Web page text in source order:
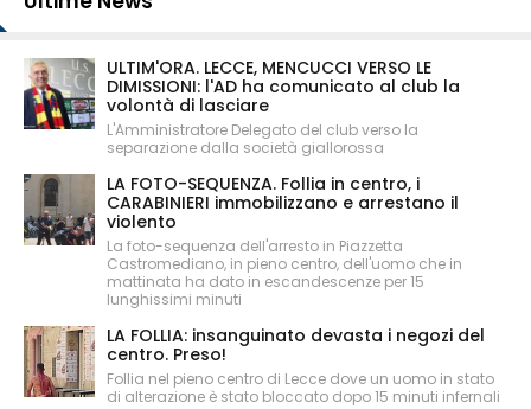
ULTIM'ORA. LECCE, MENCUCCI VERSO LE
DIMISSIONI: l'AD ha comunicato al club la
volontà di lasciare
L'Amministratore Delegato del club verso la
separazione dalla società giallorossa
LA FOTO-SEQUENZA. Follia in centro, i
CARABINIERI immobilizzano e arrestano il
violento
La foto-sequenza dell'arresto in Piazzetta
Castromediano, in pieno centro, dell'uomo che in
mattinata ha dato in escandescenze per 15
lunghissimi minuti
LA FOLLIA: insanguinato devasta i negozi del
centro. Preso!
Follia nel pieno centro di Lecce dove un uomo in stato
di alterazione è stato bloccato dopo 15 minuti infernali